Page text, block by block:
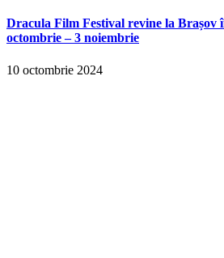
Dracula Film Festival revine la Brașov
octombrie – 3 noiembrie
10 octombrie 2024